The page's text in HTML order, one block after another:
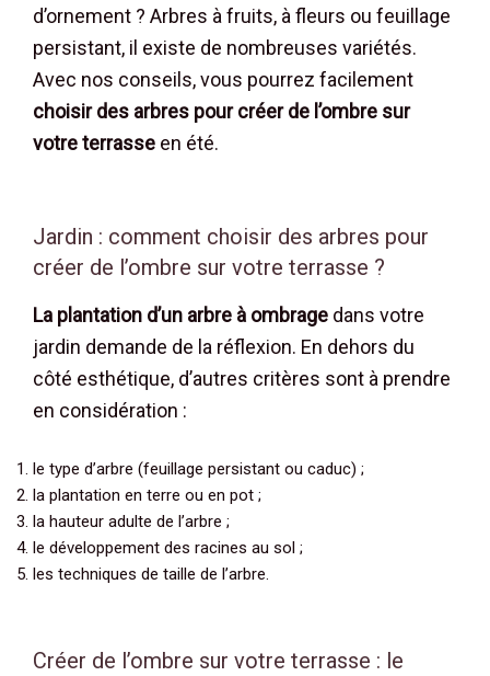
d’ornement ? Arbres à fruits, à fleurs ou feuillage
persistant, il existe de nombreuses variétés.
Avec nos conseils, vous pourrez facilement
choisir des arbres pour créer de l’ombre sur
votre terrasse en été.
Jardin : comment choisir des arbres pour
créer de l’ombre sur votre terrasse ?
La plantation d’un arbre à ombrage dans votre
jardin demande de la réflexion. En dehors du
côté esthétique, d’autres critères sont à prendre
en considération :
le type d’arbre (feuillage persistant ou caduc) ;
la plantation en terre ou en pot ;
la hauteur adulte de l’arbre ;
le développement des racines au sol ;
les techniques de taille de l’arbre.
Créer de l’ombre sur votre terrasse : le